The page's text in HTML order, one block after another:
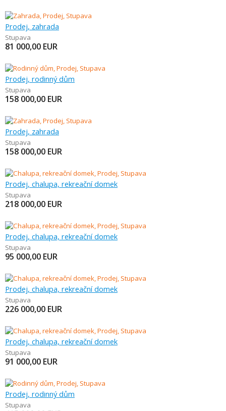
Prodej, zahrada
Stupava
81 000,00 EUR
Prodej, rodinný dům
Stupava
158 000,00 EUR
Prodej, zahrada
Stupava
158 000,00 EUR
Prodej, chalupa, rekreační domek
Stupava
218 000,00 EUR
Prodej, chalupa, rekreační domek
Stupava
95 000,00 EUR
Prodej, chalupa, rekreační domek
Stupava
226 000,00 EUR
Prodej, chalupa, rekreační domek
Stupava
91 000,00 EUR
Prodej, rodinný dům
Stupava